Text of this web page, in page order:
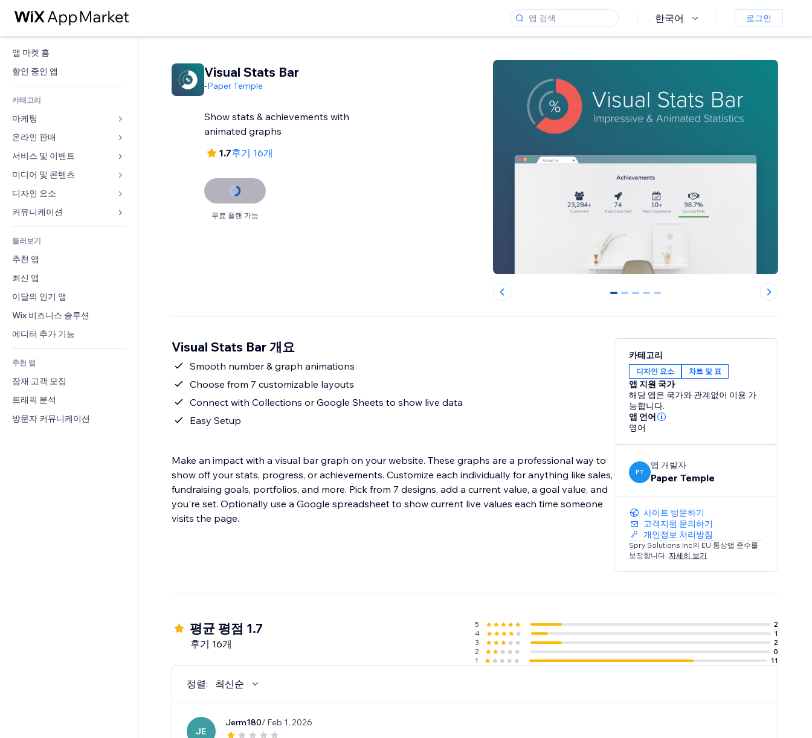
한국어 로그인
앱 마켓 홈
할인 중인 앱
카테고리
마케팅
광고
모바일
사이트 통계
사이트 목록
이메일
온라인 판매
쇼핑몰 관련 앱
배송
판매 버튼
회계
쿠폰 및 로열티
창고 서비스
식품 및 음료
서비스 및 이벤트
호텔
이벤트
음식점
부동산
예약
미디어 및 콘텐츠
갤러리
뮤직
팟캐스트
사진
동영상
PDF
파일 공유
소식
디자인 요소
지도 및 내비게이션
개인정보 및 보안
시계
페이지 템플릿
이미지 효과
버튼 & 메뉴
배너 및 배지
계산기
검색
일기예보
차트 및 표
양식
블로그
설문
채팅
메모
전화번호
커뮤니티
평가와 후기
CRM
둘러보기
추천 앱
최신 앱
이달의 인기 앱
Wix 비즈니스 솔루션
에디터 추가 기능
추천 앱
잠재 고객 모집
트래픽 분석
방문자 커뮤니케이션
Visual Stats Bar
-Paper Temple
Show stats & achievements with
animated graphs
1.7후기 16개
무료 플랜 가능
0 1 2 3 4
Visual Stats Bar 개요
Smooth number & graph animations
Choose from 7 customizable layouts
Connect with Collections or Google Sheets to show live data
Easy Setup
Make an impact with a visual bar graph on your website. These graphs are a professional way to
show off your stats, progress, or achievements. Customize each individually for anything like sales,
fundraising goals, portfolios, and more. Pick from 7 designs, add a current value, a goal value, and
you're set. Optionally use a Google spreadsheet to show current live values each time someone
visits the page.
카테고리
디자인 요소 차트 및 표
앱 지원 국가
해당 앱은 국가와 관계없이 이용 가
능합니다.
앱 언어
영어
PT
앱 개발자
Paper Temple
사이트 방문하기
고객지원 문의하기
개인정보 처리방침
Spry Solutions Inc의 EU 통상법 준수를
보장합니다.자세히 보기
평균 평점 1.7
후기 16개
5
2
4
1
3
2
2
0
1
11
정렬: 최신순
JE
Jerm180/ Feb 1, 2026